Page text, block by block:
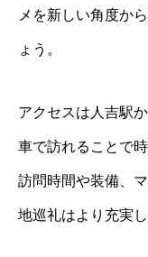
メを新しい角度か
ょう。
アクセスは人吉駅
車で訪れることで
訪問時間や装備、
地巡礼はより充実